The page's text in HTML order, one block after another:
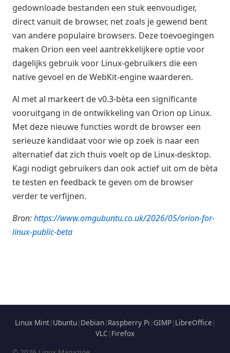
gedownloade bestanden een stuk eenvoudiger,
direct vanuit de browser, net zoals je gewend bent
van andere populaire browsers. Deze toevoegingen
maken Orion een veel aantrekkelijkere optie voor
dagelijks gebruik voor Linux-gebruikers die een
native gevoel en de WebKit-engine waarderen.
Al met al markeert de v0.3-bèta een significante
vooruitgang in de ontwikkeling van Orion op Linux.
Met deze nieuwe functies wordt de browser een
serieuze kandidaat voor wie op zoek is naar een
alternatief dat zich thuis voelt op de Linux-desktop.
Kagi nodigt gebruikers dan ook actief uit om de bèta
te testen en feedback te geven om de browser
verder te verfijnen.
Bron:https://www.omgubuntu.co.uk/2026/05/orion-for-
linux-public-beta
Linux Mint| Ubuntu| Debian| Raspberry Pi | GIMP| LibreOffice |
VLC | Firefox